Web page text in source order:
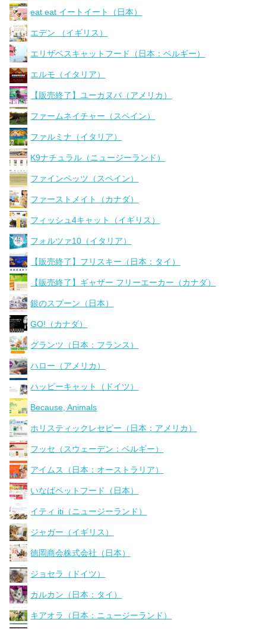
eat eat イートイート（日本）
エデン （イギリス）
エリザベスキャットフード（日本：ベルギー）
エルモ（イタリア）
【販売終了】ユーカヌバ（アメリカ）
ファームネイチャー（スペイン）
ファルミナ（イタリア）
K9ナチュラル（ニュージーランド）
ファインペッツ（スペイン）
ファーストメイト（カナダ）
フィッシュ4キャット（イギリス）
フォルツァ10（イタリア）
【販売終了】フリスキー（日本：タイ）
【販売終了】ギャザー フリーエーカー（カナダ）
銀のスプーン（日本）
GO!（カナダ）
グランツ（日本：フランス）
ハロー（アメリカ）
ハッピーキャット（ドイツ）
Because, Animals
ホリスティックレセピー（日本：アメリカ）
フッセ（スウェーデン：ベルギー）
アイムス（日本：オーストラリア）
いなばペットフード（日本）
イティ iti（ニュージーランド）
ジャガー（イギリス）
徳岡商会株式会社（日本）
ジョセラ（ドイツ）
カルカン（日本：タイ）
キアオラ（日本：ニュージーランド）